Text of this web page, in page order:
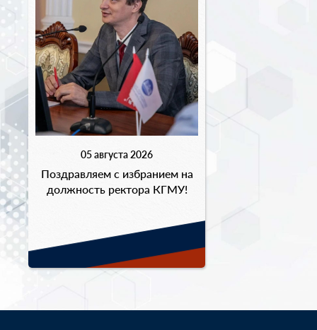
05 августа 2026
Поздравляем с избранием на
должность ректора КГМУ!